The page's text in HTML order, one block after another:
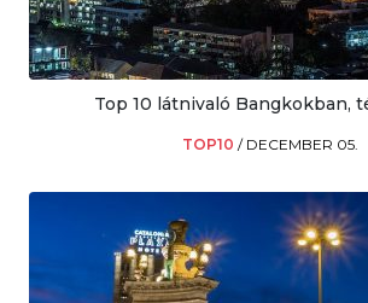
Top 10 látnivaló Bangkokban,
TOP10 / DECEMBER 05.